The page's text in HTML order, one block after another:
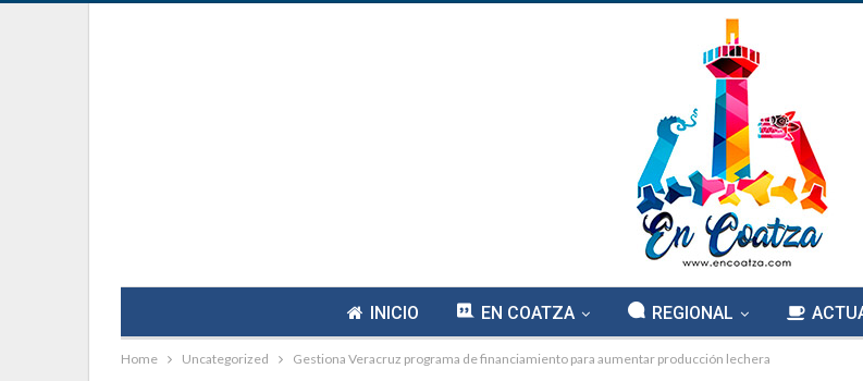
INICIO EN COATZA REGIONAL
Home Uncategorized Gestiona Veracruz programa de financiamiento para aumentar producción lechera